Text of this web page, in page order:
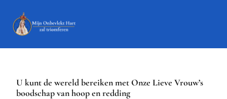
U kunt de wereld bereiken met Onze Lieve Vrouw’s
boodschap van hoop en redding